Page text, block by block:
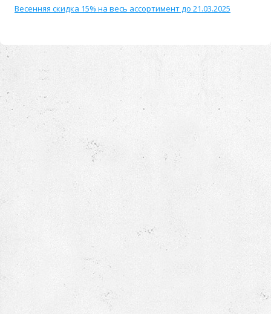
Весенняя скидка 15% на весь ассортимент до 21.03.2025